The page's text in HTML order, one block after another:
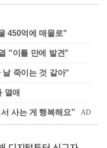
450억에 매물로"
"이틀 만에 발견"
죽이는 것 같아"
열애